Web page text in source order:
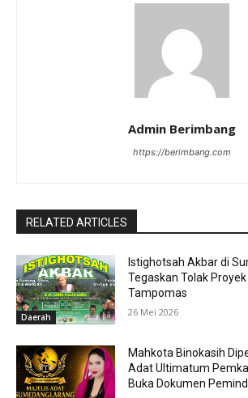
Admin Berimbang
https://berimbang.com
RELATED ARTICLES
Daerah
Istighotsah Akbar di
Tegaskan Tolak
Tampomas
26 Mei 2026
Mahkota Binokasih
Adat Ultimatum
Buka Dokumen